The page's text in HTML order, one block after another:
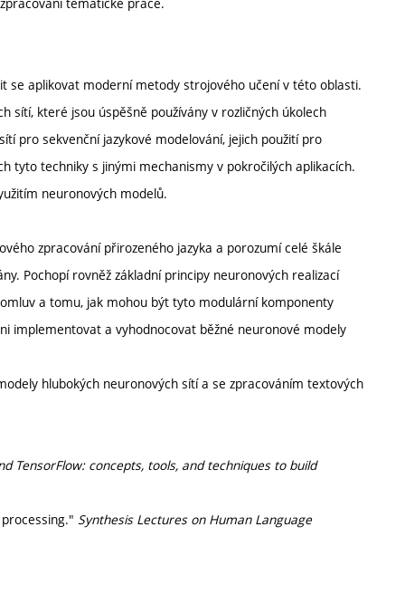
se aplikovat moderní metody strojového učení v této oblasti.
sítí, které jsou úspěšně používány v rozličných úkolech
pro sekvenční jazykové modelování, jejich použití pro
tyto techniky s jinými mechanismy v pokročilých aplikacích.
neuronových modelů.
zpracování přirozeného jazyka a porozumí celé škále
Pochopí rovněž základní principy neuronových realizací
a tomu, jak mohou být tyto modulární komponenty
implementovat a vyhodnocovat běžné neuronové modely
hlubokých neuronových sítí a se zpracováním textových
TensorFlow: concepts, tools, and techniques to build
Synthesis Lectures on Human Language